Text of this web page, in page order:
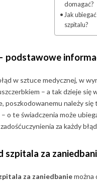
domagać?
Jak
szpitalu?
podstawowe
w sztuce medycznej, w
– a tak dzieje się
poszkodowanemu należy się
o te świadczenia może
za każdy
szpitala za
za zaniedbaniemożna